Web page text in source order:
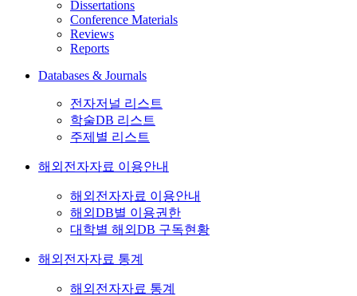
Dissertations
Conference Materials
Reviews
Reports
Databases & Journals
전자저널 리스트
학술DB 리스트
주제별 리스트
해외전자자료 이용안내
해외전자자료 이용안내
해외DB별 이용권한
대학별 해외DB 구독현황
해외전자자료 통계
해외전자자료 통계